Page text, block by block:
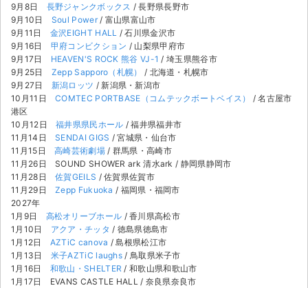
サイト情報
チケットジャム運営会社
チケットジャム利用規約
9月8日 長野ジャンクボックス / 長野県長野市
9月10日 Soul Power/ 富山県富山市
9月11日 金沢EIGHT HALL / 石川県金沢市
9月16日 甲府コンビクション / 山梨県甲府市
9月17日 HEAVEN'S ROCK 熊谷 VJ-1 / 埼玉県熊谷市
9月25日 Zepp Sapporo（札幌）
/ 北海道・札幌市
9月27日 新潟ロッツ / 新潟県・新潟市
10月11日COMTEC PORTBASE（コムテックボートベイス）
/ 名古屋市
港区
10月12日福井県県民ホール / 福井県福井市
11月14日SENDAI GIGS / 宮城県・仙台市
11月15日高崎芸術劇場/ 群馬県・高崎市
11月26日 SOUND SHOWER ark 清水ark / 静岡県静岡市
11月28日佐賀GEILS / 佐賀県佐賀市
11月29日Zepp Fukuoka / 福岡県・福岡市
2027年
1月9日 高松オリーブホール / 香川県高松市
1月10日 アクア・チッタ / 徳島県徳島市
1月12日 AZTiC canova / 島根県松江市
1月13日 米子AZTiC laughs / 鳥取県米子市
1月16日 和歌山・SHELTER / 和歌山県和歌山市
1月17日 EVANS CASTLE HALL / 奈良県奈良市